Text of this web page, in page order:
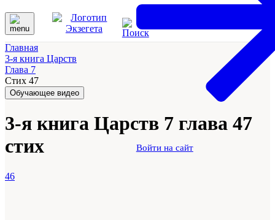
Войти на сайт
Главная
3-я книга Царств
Глава 7
Стих 47
Обучающее видео
3-я книга Царств 7 глава 47
стих
46